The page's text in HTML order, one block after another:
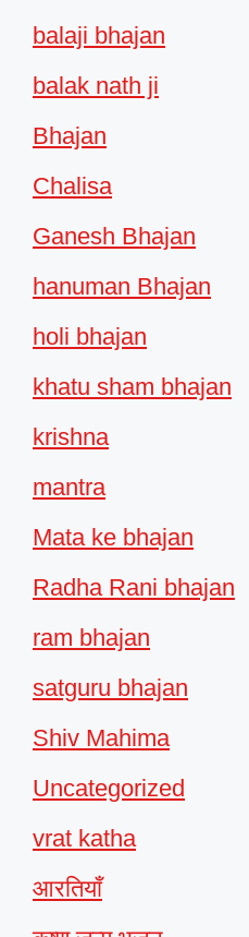
balaji bhajan
balak nath ji
Bhajan
Chalisa
Ganesh Bhajan
hanuman Bhajan
holi bhajan
khatu sham bhajan
krishna
mantra
Mata ke bhajan
Radha Rani bhajan
ram bhajan
satguru bhajan
Shiv Mahima
Uncategorized
vrat katha
आरतियाँ